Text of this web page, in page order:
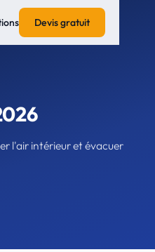
Devis gratuit
l'air intérieur et évacuer